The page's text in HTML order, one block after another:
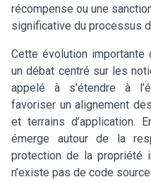
récompense ou une
significative du processus
Cette évolution importante
un débat centré sur les
appelé à s’étendre à
favoriser un alignement
et terrains d’application.
émerge autour de la
protection de la propriété
n’existe pas de code